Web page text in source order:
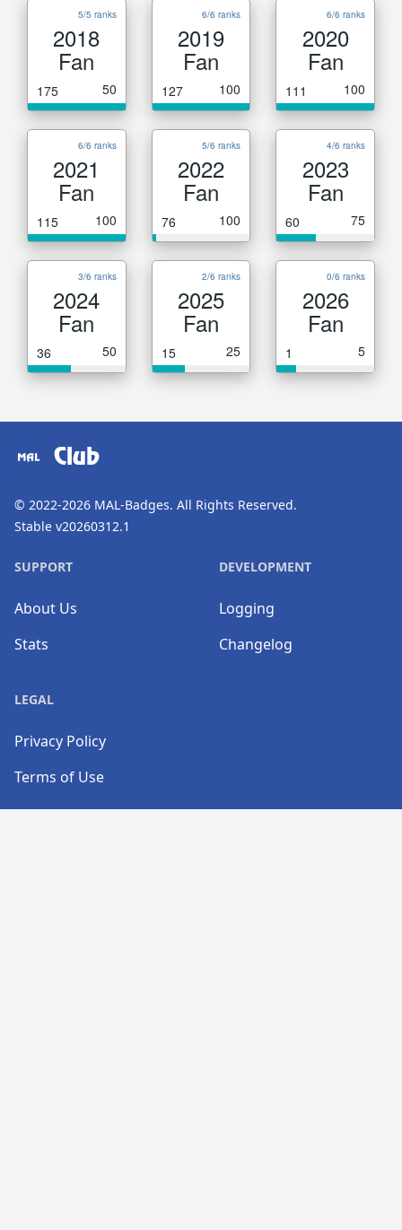
5/5 ranks
2018
Fan
175 50
6/6 ranks
2019
Fan
127 100
6/6 ranks
2020
Fan
111 100
6/6 ranks
2021
Fan
115 100
5/6 ranks
2022
Fan
76 100
4/6 ranks
2023
Fan
60 75
3/6 ranks
2024
Fan
36 50
2/6 ranks
2025
Fan
15 25
0/6 ranks
2026
Fan
1 5
Club
© 2022-2026 MAL-Badges. All Rights Reserved.
Stable v20260312.1
SUPPORT
About Us
Stats
DEVELOPMENT
Logging
Changelog
LEGAL
Privacy Policy
Terms of Use